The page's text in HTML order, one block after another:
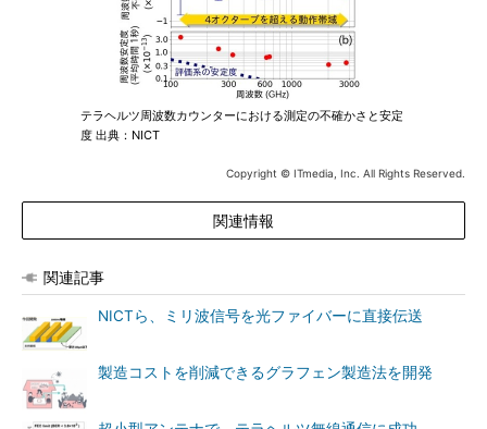
テラヘルツ周波数カウンターにおける測定の不確かさと安定
度 出典：NICT
Copyright © ITmedia, Inc. All Rights Reserved.
関連情報
関連記事
NICTら、ミリ波信号を光ファイバーに直接伝送
製造コストを削減できるグラフェン製造法を開発